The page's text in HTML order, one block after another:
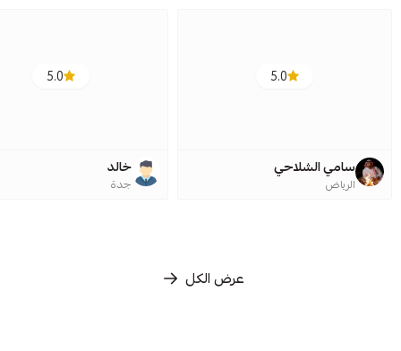
5.0
سامي الشلاحي
الرياض
5.0
خالد
جدة
عرض الكل